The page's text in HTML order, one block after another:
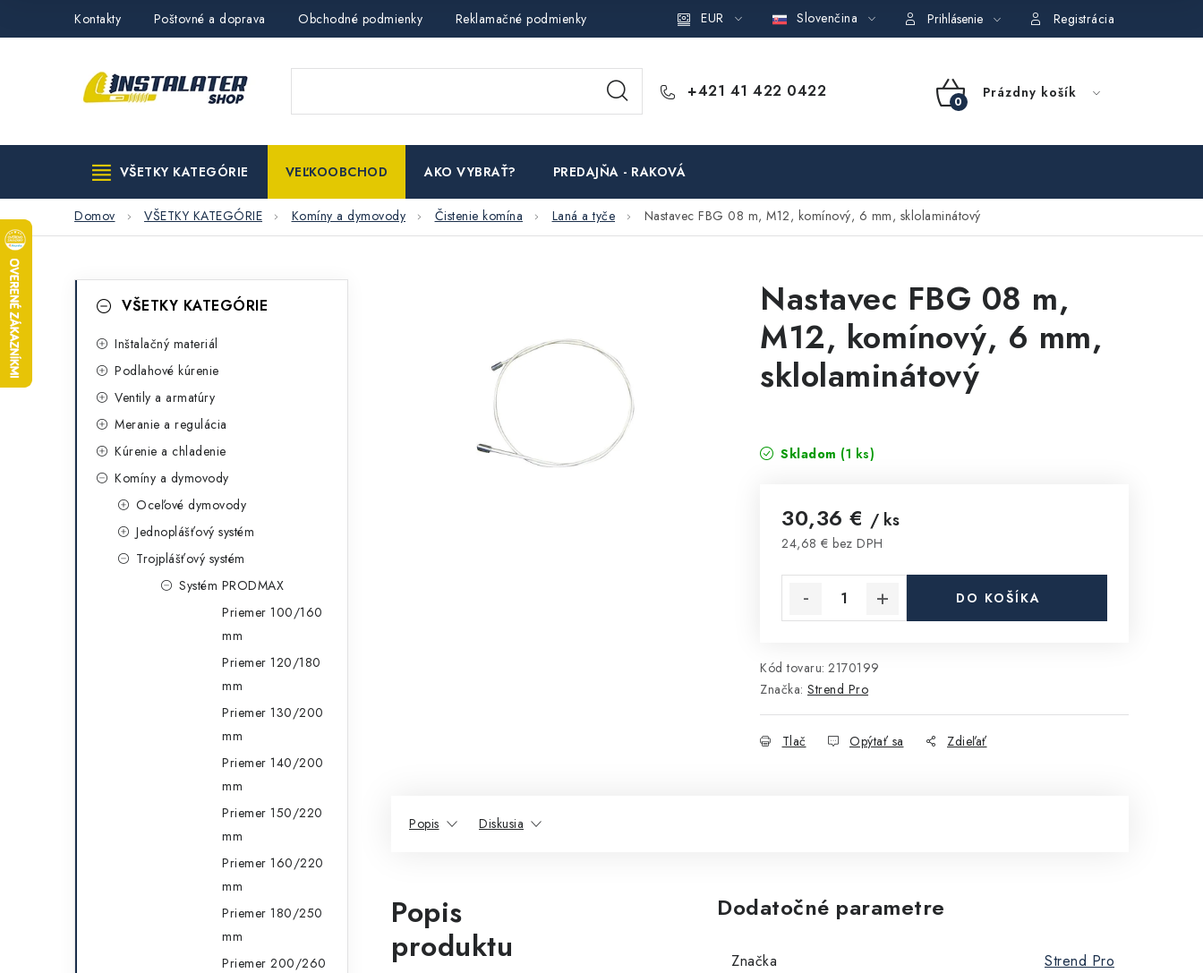
Kontakty Poštovné a doprava Obchodné podmienky Reklamačné podmienky Podmienky ochrany osobných údajov Obchodné podmienky požičovne náradia
EUR Slovenčina Prihlásenie Registrácia
+421 41 422 0422
NÁKUPNÝ
Prázdny košík
VŠETKY KATEGÓRIE VEĽKOOBCHOD AKO VYBRAŤ? PREDAJŇA - RAKOVÁ
Domov VŠETKY KATEGÓRIE Komíny a dymovody Čistenie komína Laná a tyče Nastavec FBG 08 m, M12, komínový, 6 mm, sklolaminátový
kategórieVŠETKY KATEGÓRIE
Inštalačný materiál
Podlahové kúrenie
Ventily a armatúry
Meranie a regulácia
Kúrenie a chladenie
Komíny a dymovody
Oceľové dymovody
Jednoplášťový systém
Trojplášťový systém
Systém PRODMAX
Priemer 100/160
mm
Priemer 120/180
mm
Priemer 130/200
mm
Priemer 140/200
mm
Priemer 150/220
mm
Priemer 160/220
mm
Priemer 180/250
mm
Priemer 200/260
Nastavec FBG 08 m,
M12, komínový, 6 mm,
sklolaminátový
Skladom (1 ks)
30,36 € / ks
24,68 € bez DPH
DO KOŠÍKA
Kód tovaru: 2170199
Značka: Strend Pro
Tlač Opýtať sa Zdieľať
Popis Diskusia
Popis
produktu
Dodatočné parametre
Značka Strend Pro